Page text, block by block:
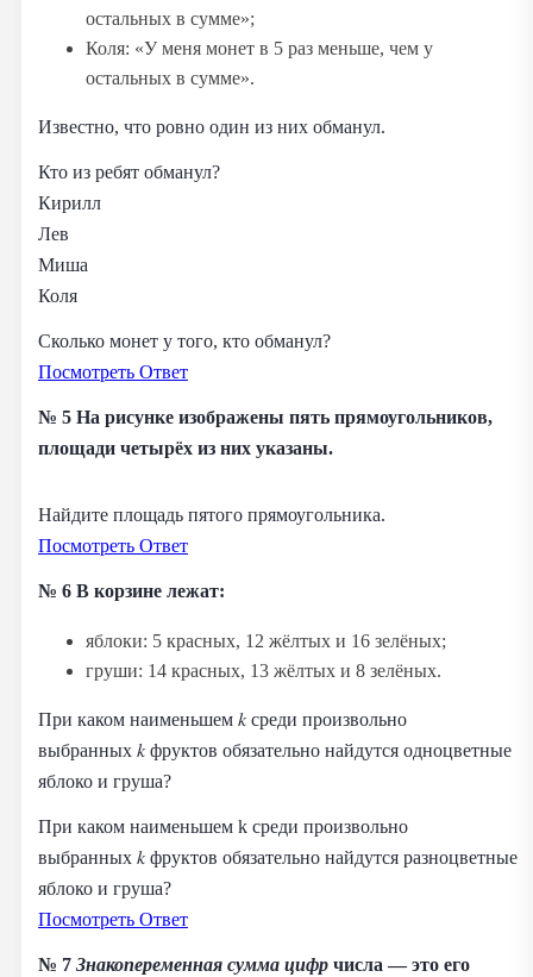
остальных в сумме»;
Коля: «У меня монет в 5 раз меньше, чем у
остальных в сумме».
Известно, что ровно один из них обманул.
Кто из ребят обманул?
Кирилл
Лев
Миша
Коля
Сколько монет у того, кто обманул?
Посмотреть Ответ
№ 5 На рисунке изображены пять прямоугольников,
площади четырёх из них указаны.
Найдите площадь пятого прямоугольника.
Посмотреть Ответ
№ 6 В корзине лежат:
яблоки: 5 красных, 12 жёлтых и 16 зелёных;
груши: 14 красных, 13 жёлтых и 8 зелёных.
При каком наименьшем 𝑘 среди произвольно
выбранных 𝑘 фруктов обязательно найдутся одноцветные
яблоко и груша?
При каком наименьшем k среди произвольно
выбранных 𝑘 фруктов обязательно найдутся разноцветные
яблоко и груша?
Посмотреть Ответ
№ 7 Знакопеременная сумма цифр числа — это его